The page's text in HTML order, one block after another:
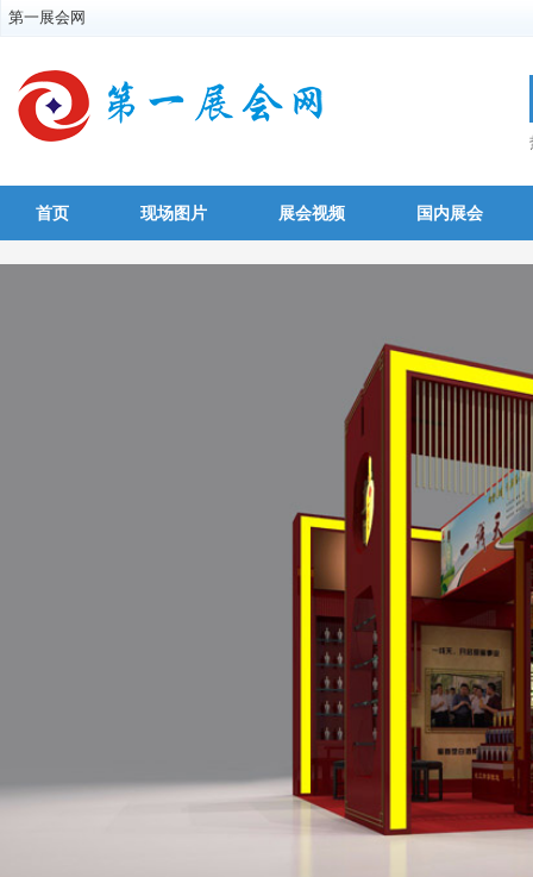
第一展会网
首页 现场图片 展会视频 国内展会